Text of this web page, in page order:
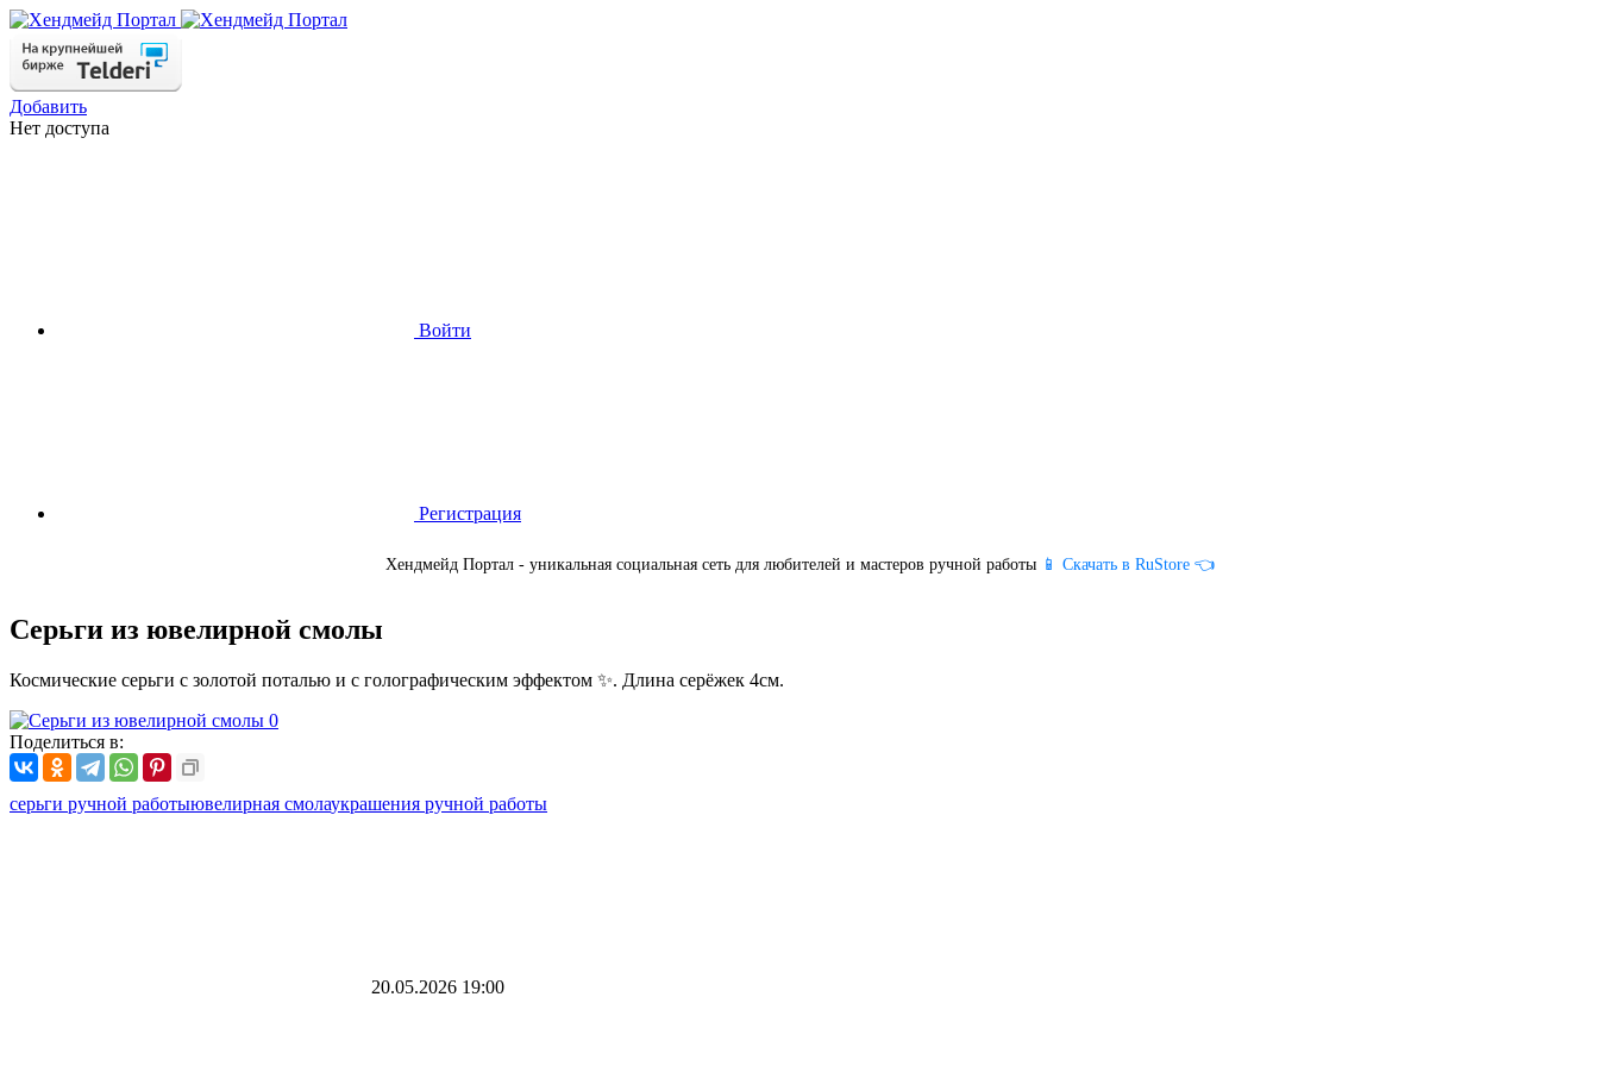
Добавить
Нет доступа
Войти
Регистрация
Хендмейд Портал - уникальная социальная сеть для любителей и мастеров ручной работы 📱 Скачать в RuStore 👈
Серьги из ювелирной смолы
Космические серьги с золотой поталью и с голографическим эффектом ✨. Длина серёжек 4см.
Поделиться в:
серьги ручной работыювелирная смолаукрашения ручной работы
20.05.2026 19:00